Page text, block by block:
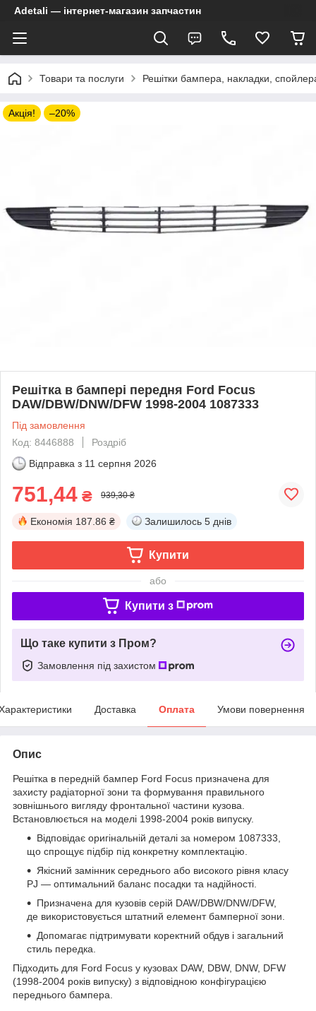
Adetali — інтернет-магазин запчастин
Товари та послуги Решітки бампера, накладки,
Акція! –20%
Решітка в бампері передня Ford Focus
DAW/DBW/DNW/DFW 1998-2004 1087333
Під замовлення
Код: 8446888
Роздріб
Відправка з 11 серпня 2026
751,44 ₴ 939,30 ₴
Економія 187.86 ₴ Залишилось 5 днів
Купити
або
Купити з
Що таке купити з Пром?
Замовлення під захистом
Доставка Оплата Умови повернення
Опис
Решітка в передній бампер Ford Focus призначена для
захисту радіаторної зони та формування правильного
зовнішнього вигляду фронтальної частини кузова.
Встановлюється на моделі 1998-2004 років випуску.
Відповідає оригінальній деталі за номером 1087333,
що спрощує підбір під конкретну комплектацію.
Якісний замінник середнього або високого рівня класу
PJ — оптимальний баланс посадки та надійності.
Призначена для кузовів серій DAW/DBW/DNW/DFW,
де використовується штатний елемент бамперної зони.
Допомагає підтримувати коректний обдув і загальний
стиль передка.
Підходить для Ford Focus у кузовах DAW, DBW, DNW, DFW
(1998-2004 років випуску) з відповідною конфігурацією
переднього бампера.